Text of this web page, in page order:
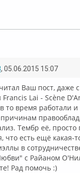
, 05.06.2015 15:07
Ваш пост, даже
Lai - Scène
время работали
Тембр её,
что есть ещё
в
с Райаном
Рад помочь :)